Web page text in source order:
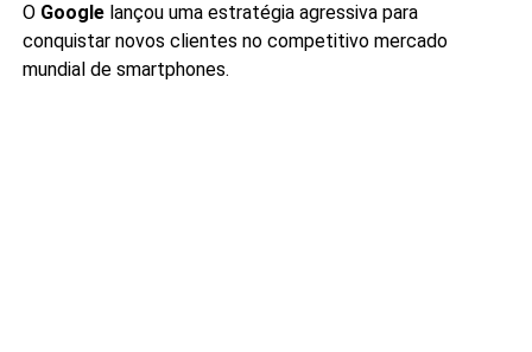
O Googlelançou uma estratégia agressiva para
conquistar novos clientes no competitivo mercado
mundial de smartphones.